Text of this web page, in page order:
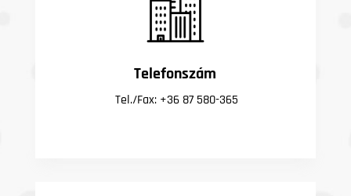
Telefonszám
Tel./Fax: +36 87 580-365